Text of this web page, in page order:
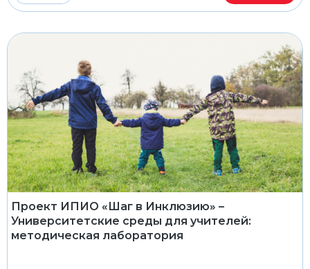
Проект ИПИО «Шаг в Инклюзию» –
Университетские среды для учителей:
методическая лаборатория